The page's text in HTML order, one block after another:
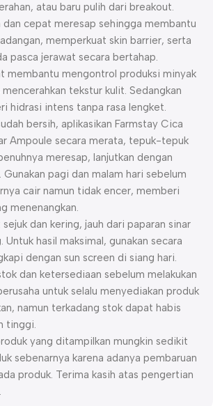
atau baru pulih dari breakout.
dan cepat meresap sehingga membantu
memperkuat skin barrier, serta
pasca jerawat secara bertahap.
membantu mengontrol produksi minyak
tekstur kulit. Sedangkan
hidrasi intens tanpa rasa lengket.
bersih, aplikasikan Farmstay Cica
Ampoule secara merata, tepuk-tepuk
meresap, lanjutkan dengan
pagi dan malam hari sebelum
cair namun tidak encer, memberi
menenangkan.
dan kering, jauh dari paparan sinar
Untuk hasil maksimal, gunakan secara
dengan sun screen di siang hari.
dan ketersediaan sebelum melakukan
untuk selalu menyediakan produk
namun terkadang stok dapat habis
tinggi.
yang ditampilkan mungkin sedikit
sebenarnya karena adanya pembaruan
produk. Terima kasih atas pengertian